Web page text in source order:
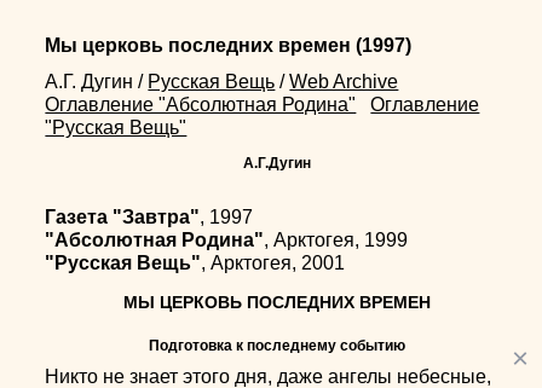
×
Мы церковь последних времен (1997)
А.Г. Дугин / Русская Вещь / Web Archive
Оглавление "Абсолютная Родина"
Оглавление
"Русская Вещь"
А.Г.Дугин
Газета "Завтра", 1997
"Абсолютная Родина", Арктогея, 1999
"Русская Вещь", Арктогея, 2001
МЫ ЦЕРКОВЬ ПОСЛЕДНИХ ВРЕМЕН
Подготовка к последнему событию
Никто не знает этого дня, даже ангелы небесные,